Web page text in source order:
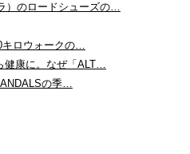
）のロードシューズの…
キロウォークの…
健康に。なぜ「ALT…
の季…